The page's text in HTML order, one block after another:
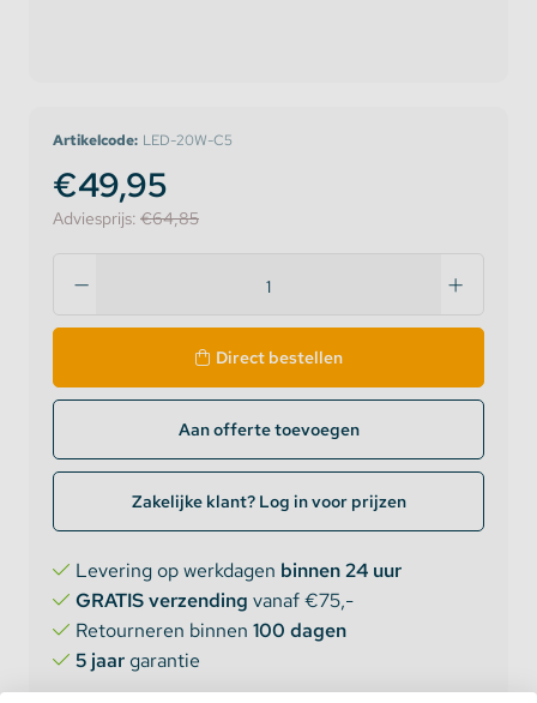
Artikelcode: LED-20W-C5
€49,95
Adviesprijs: €64,85
Direct bestellen
Aan offerte toevoegen
Zakelijke klant? Log in voor prijzen
Levering op werkdagen binnen 24 uur
GRATIS verzending vanaf €75,-
Retourneren binnen 100 dagen
5 jaargarantie